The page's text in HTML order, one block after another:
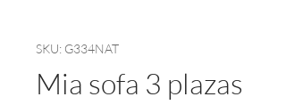
SKU: G334NAT
Mia sofa 3 plazas